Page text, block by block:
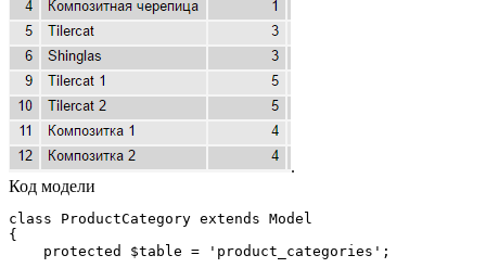
.
Код модели
class ProductCategory extends Model
{
    protected $table = 'product_categories';